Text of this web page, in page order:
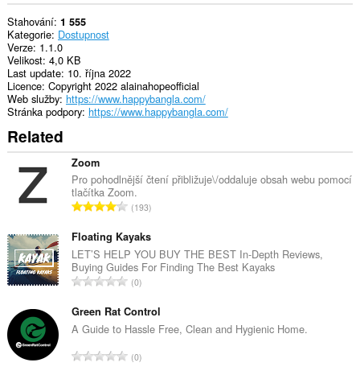
Stahování 1 555
Kategorie Dostupnost
Verze 1.1.0
Velikost 4,0 KB
Last update 10. října 2022
Licence Copyright 2022 alainahopeofficial
Web služby https://www.happybangla.com/
Stránka podpory https://www.happybangla.com/
Related
Zoom
Pro pohodlnější čtení přibližuje\/oddaluje obsah webu pomocí
tlačítka Zoom.
C
l
k
o
v
p
o
č
e
193
Floating Kayaks
LET’S HELP YOU BUY THE BEST In-Depth Reviews,
Buying Guides For Finding The Best Kayaks
C
l
k
v
0
Green Rat Control
A Guide to Hassle Free, Clean and Hygienic Home.
C0